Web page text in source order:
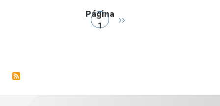
Página
1
Siguiente
››